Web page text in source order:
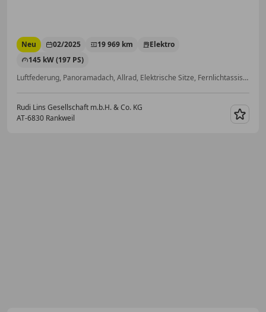
Neu 02/2025 19 969 km
Elektro
145 kW (197 PS)
Luftfederung, Panoramadach, Allrad, Elektrische Sitze, Fernlichtassistent, Sportsitze, Soundsystem, Elektrische Heckklappe
Rudi Lins Gesellschaft m.b.H. & Co. KG
AT-6830 Rankweil